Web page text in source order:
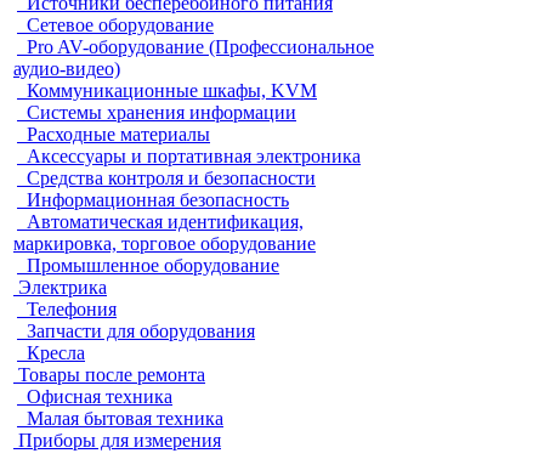
Сетевое оборудование
Pro AV-оборудование (Профессиональное
аудио-видео)
Коммуникационные шкафы, KVM
Системы хранения информации
Расходные материалы
Аксессуары и портативная электроника
Средства контроля и безопасности
Информационная безопасность
Автоматическая идентификация,
маркировка, торговое оборудование
Промышленное оборудование
Электрика
Телефония
Запчасти для оборудования
Кресла
Товары после ремонта
Офисная техника
Малая бытовая техника
Приборы для измерения